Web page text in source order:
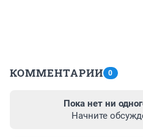
КОММЕНТАРИИ 0
Пока нет ни
Начните